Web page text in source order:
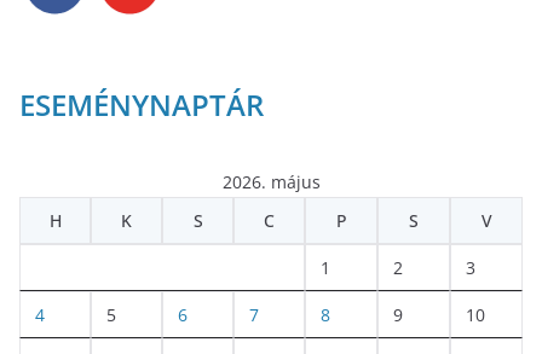
ESEMÉNYNAPTÁR
2026. május
H
K S C P S V
1 2 3
4 5 6 7 8 9 10